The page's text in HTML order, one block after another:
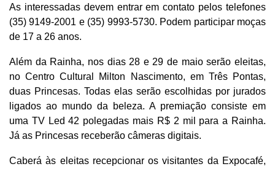
As interessadas devem entrar em contato pelos telefones
(35) 9149-2001 e (35) 9993-5730. Podem participar moças
de 17 a 26 anos.
Além da Rainha, nos dias 28 e 29 de maio serão eleitas,
no Centro Cultural Milton Nascimento, em Três Pontas,
duas Princesas. Todas elas serão escolhidas por jurados
ligados ao mundo da beleza. A premiação consiste em
uma TV Led 42 polegadas mais R$ 2 mil para a Rainha.
Já as Princesas receberão câmeras digitais.
Caberá às eleitas recepcionar os visitantes da Expocafé,